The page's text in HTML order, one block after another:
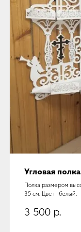
Угловая
Полка размером
35 см. Цвет - белый.
3 500 р.